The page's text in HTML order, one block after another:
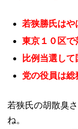
若狭勝氏はや
東京１０区で
比例当選し
党の役員は総
若狭氏の胡散臭
ね。